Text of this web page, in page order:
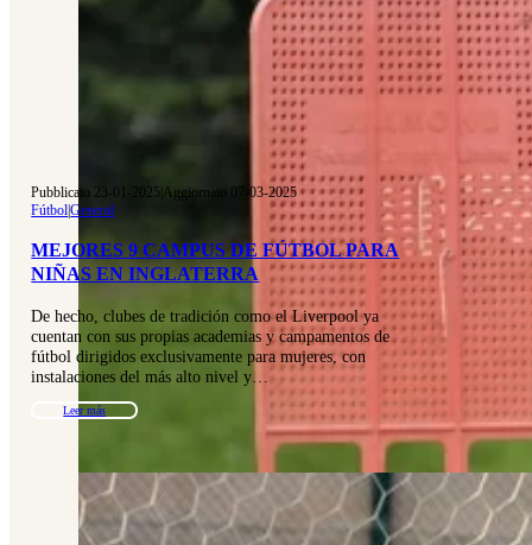
Pubblicato 23-01-2025 Aggiornato 07-03-2025
Fútbol|General
MEJORES 9 CAMPUS DE FÚTBOL PARA
NIÑAS EN INGLATERRA
De hecho, clubes de tradición como el Liverpool ya
cuentan con sus propias academias y campamentos de
fútbol dirigidos exclusivamente para mujeres, con
instalaciones del más alto nivel y…
Leer más